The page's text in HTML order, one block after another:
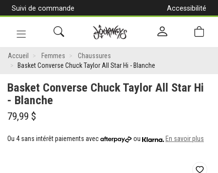
Suivi de commande
Accessibilité
en
alternance
Basket
Converse
Chuck
Taylor
All
Star
Accueil Femmes
Chaussures
Basket Converse Chuck Taylor All Star Hi - Blanche
Basket Converse Chuck Taylor All Star Hi
- Blanche
79,99 $
Ou 4 sans intérêt paiements avec ou En savoir plus